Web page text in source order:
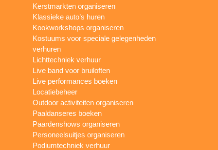
Kerstmarkten organiseren
Klassieke auto’s huren
Kookworkshops organiseren
Kostuums voor speciale gelegenheden
verhuren
Lichttechniek verhuur
Live band voor bruiloften
Live performances boeken
Locatiebeheer
Outdoor activiteiten organiseren
Paaldanseres boeken
Paardenshows organiseren
Personeelsuitjes organiseren
Podiumtechniek verhuur